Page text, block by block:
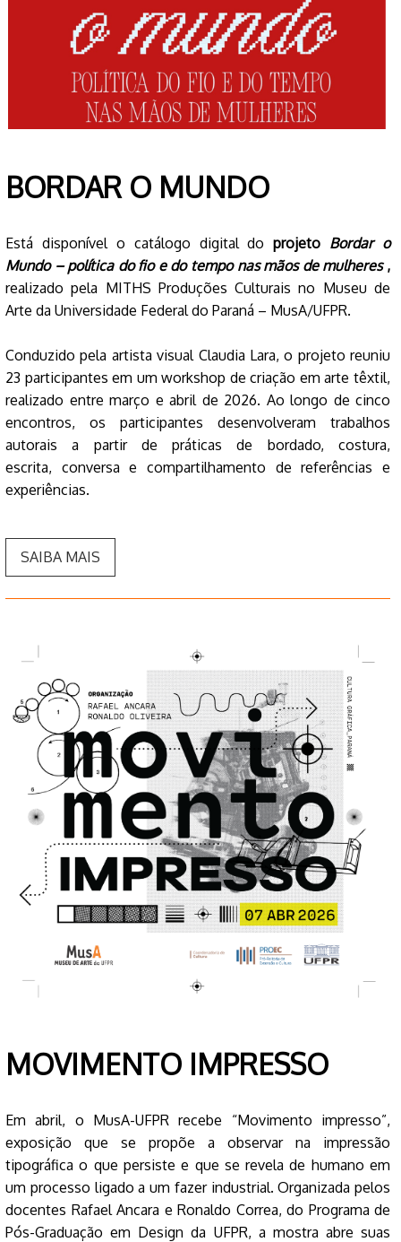
BORDAR O MUNDO
Está disponível o catálogo digital doprojeto Bordar o
Mundo – política do fio e do tempo nas mãos de mulheres,
realizado pela MITHS Produções Culturais no Museu de
Arte da Universidade Federal do Paraná – MusA/UFPR.
Conduzido pela artista visual Claudia Lara, o projeto reuniu
23 participantes em um workshop de criação em arte têxtil,
realizado entre março e abril de 2026. Ao longo de cinco
encontros, os participantes desenvolveram trabalhos
autorais a partir de práticas de bordado, costura,
escrita, conversa e compartilhamento de referências e
experiências.
SAIBA MAIS
MOVIMENTO IMPRESSO
Em abril, o MusA-UFPR recebe “Movimento impresso”,
exposição que se propõe a observar na impressão
tipográfica o que persiste e que se revela de humano em
um processo ligado a um fazer industrial. Organizada pelos
docentes Rafael Ancara e Ronaldo Correa, do Programa de
Pós-Graduação em Design da UFPR, a mostra abre suas